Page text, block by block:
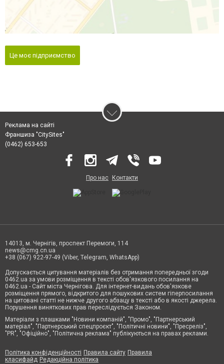
Це моє підприємство
Реклама на сайті
Франшиза "CitySites"
(0462) 653-653
Про нас Контакти
14013, м. Чернігів, проспект Перемоги, 114
news@cmg.cn.ua
+38 (067) 922-97-49 (Viber, Telegram, WhatsApp)
Допускається цитування матеріалів без отримання попередньої згоди
0462.ua за умови розміщення в тексті обов'язкового посилання на
0462.ua - Сайт міста Чернігова. Для інтернет-видань обов'язкове
розміщення прямого, відкритого для пошукових систем гіперпосилання
на цитовані статті не нижче другого абзацу в тексті або в якості джерела.
Порушення виняткових прав переслідується Законом.
Матеріали з плашками "Новини компаній", "Промо", "Партнерський
матеріал", "Партнерський спецпроєкт", "Політичні новини", "Пресреліз",
"PR", "Офіційно", "Політична реклама" публікуються на правах реклами.
Політика конфіденційності Правила сайту Правила
класифайд Редакційна політика